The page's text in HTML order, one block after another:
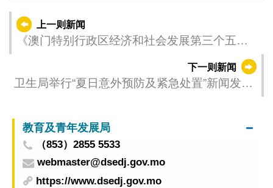
上一则新闻
《澳门特别行政区经济和社会发展第三个五年
规划（2026-2030年）》公开咨询举行智库、专
业界专场咨询会
下一则新闻
卫生局举行“夏日意外预防及紧急处置”新闻发布
教育及青年发展局
（853）2855 5533
webmaster@dsedj.gov.mo
https://www.dsedj.gov.mo